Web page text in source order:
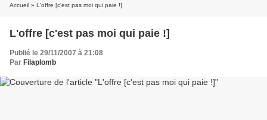
Accueil » L'offre [c'est pas moi qui paie !]
L'offre [c'est pas moi qui paie !]
Publié le 29/11/2007 à 21:08
Par Filaplomb